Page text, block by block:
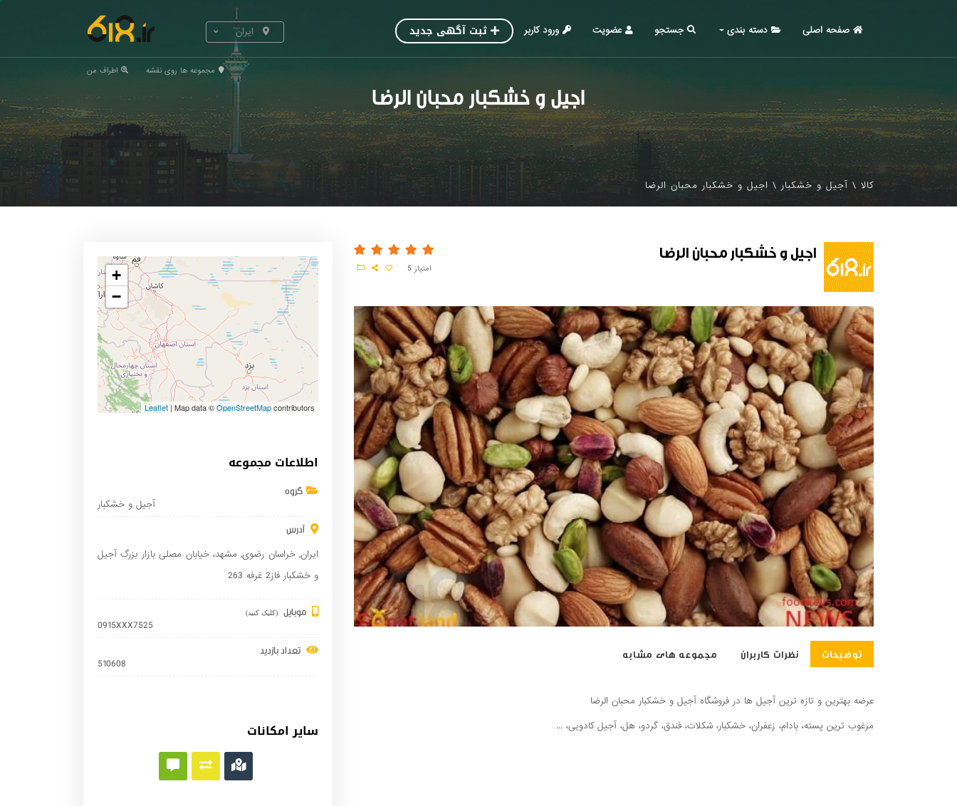
ایران صفحه اصلی دسته بندی جستجو عضویت ورود کاربر ثبت آگهی جدید
مجموعه ها روی نقشه اطراف من
اجیل و خشکبار محبان الرضا
کالا \ آجیل و خشکبار \ اجیل و خشکبار محبان الرضا
اجیل و خشکبار محبان الرضا
امتیاز 5
توضیحات نظرات کاربران مجموعه های مشابه
عرضه بهترین و تازه ترین آجیل ها در فروشگاه آجیل و خشکبار محبان الرضا
مرغوب ترین پسته، بادام، زعفران، خشکبار، شکلات، فندق، گردو، هل، آجیل کادویی، ...
+
−
Leaflet | Map data ©OpenStreetMapcontributors
اطلاعات مجموعه
گروه
آجیل و خشکبار
آدرس
ایران,خراسان رضوی, مشهد، خیابان مصلی بازار بزرگ آجیل
و خشکبار فاز2 غرفه 263
موبایل (کلیک کنید)
0915XXX7525
تعداد بازدید
510608
سایر امکانات